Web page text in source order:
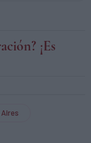
¡Es
Aires